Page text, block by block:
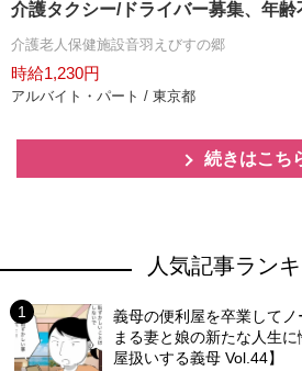
介護タクシー/ドライバー募集、年齢
介護老人保健施設音羽えびすの郷
時給1,230円
アルバイト・パート / 東京都
続きはこち
人気記事ラン
義母の便利屋を卒業して
まる妻と娘の新たな人生
屋扱いする義母 Vol.44】